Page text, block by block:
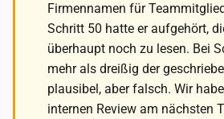
Firmennamen für
Schritt 50 hatte er aufgehört,
überhaupt noch zu lesen. Bei
mehr als dreißig der
plausibel, aber falsch. Wir
internen Review am nächsten